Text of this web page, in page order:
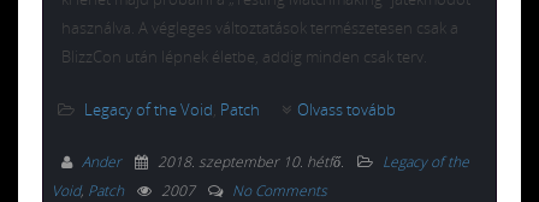
használva. A végleges változtatások természetesen csak a
BlizzCon után lépnek életbe, addig minden csak terv.
Legacy of the Void, Patch Olvass tovább
Ander 2018. szeptember 10. hétfő.
Legacy of the
Void, Patch 2007 No Comments